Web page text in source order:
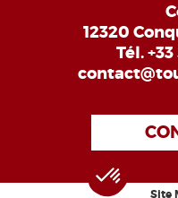
12320
Tél.
Site